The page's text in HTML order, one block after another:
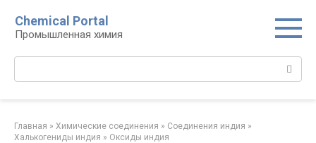
контенту
Chemical Portal
Промышленная химия
Главная » Химические соединения » Соединения индия »
Халькогениды индия‎ » Оксиды индия‎